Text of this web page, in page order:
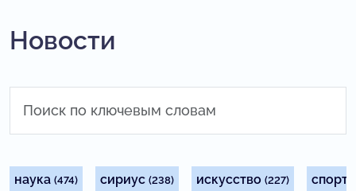
Новости
наука (474) сириус (238) искусство (227) спорт